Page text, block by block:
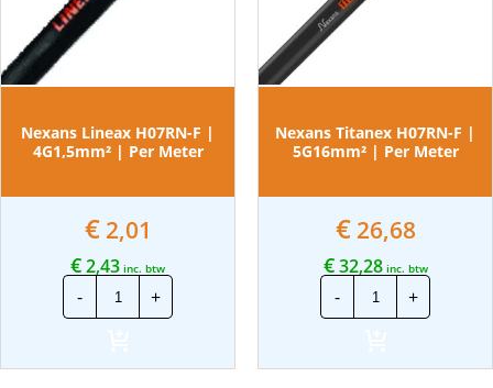
Nexans Lineax H07RN-F |
4G1,5mm² | Per Meter
€2,01
€2,43 inc. btw
-
Nexans
Lineax
H07RN-
4G1,5mm²
+
Nexans Titanex H07RN-F |
5G16mm² | Per Meter
€26,68
€32,28inc. btw
-
Nexans
Titanex
H07RN-
5G16mm²
+